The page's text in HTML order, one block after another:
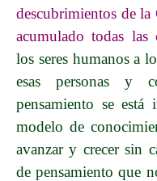
descubrimientos de
acumulado todas las
los seres humanos a
esas personas y
pensamiento se
modelo de
avanzar y crecer sin
de pensamiento que